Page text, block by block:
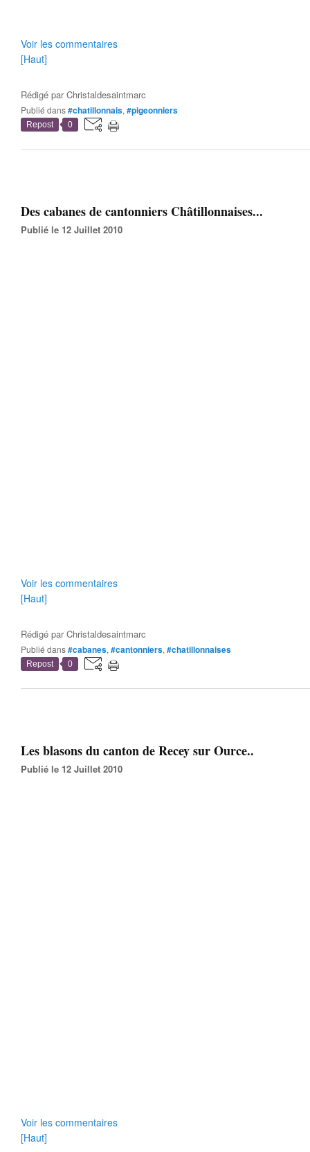
Voir les commentaires
[Haut]
Rédigé parChristaldesaintmarc
Publié dans#chatillonnais, #pigeonniers
Repost 0
Des cabanes de cantonniers Châtillonnaises...
Publié le 12 Juillet 2010
Voir les commentaires
[Haut]
Rédigé parChristaldesaintmarc
Publié dans#cabanes, #cantonniers, #chatillonnaises
Repost 0
Les blasons du canton de Recey sur Ource..
Publié le 12 Juillet 2010
Voir les commentaires
[Haut]